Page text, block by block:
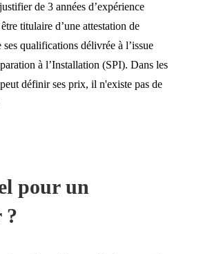
de 3 années d’expérience
titulaire d’une attestation de
ses qualifications délivrée à l’issue
à l’Installation (SPI). Dans les
définir ses prix, il n'existe pas de
pour un
?